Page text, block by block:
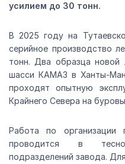
усилием до 30 тонн.
В 2025 году на
серийное производство
тонн. Два образца новой
шасси КАМАЗ в Ханты-
проходят опытную
Крайнего Севера на
Работа по организации
проводится в
подразделений завода.